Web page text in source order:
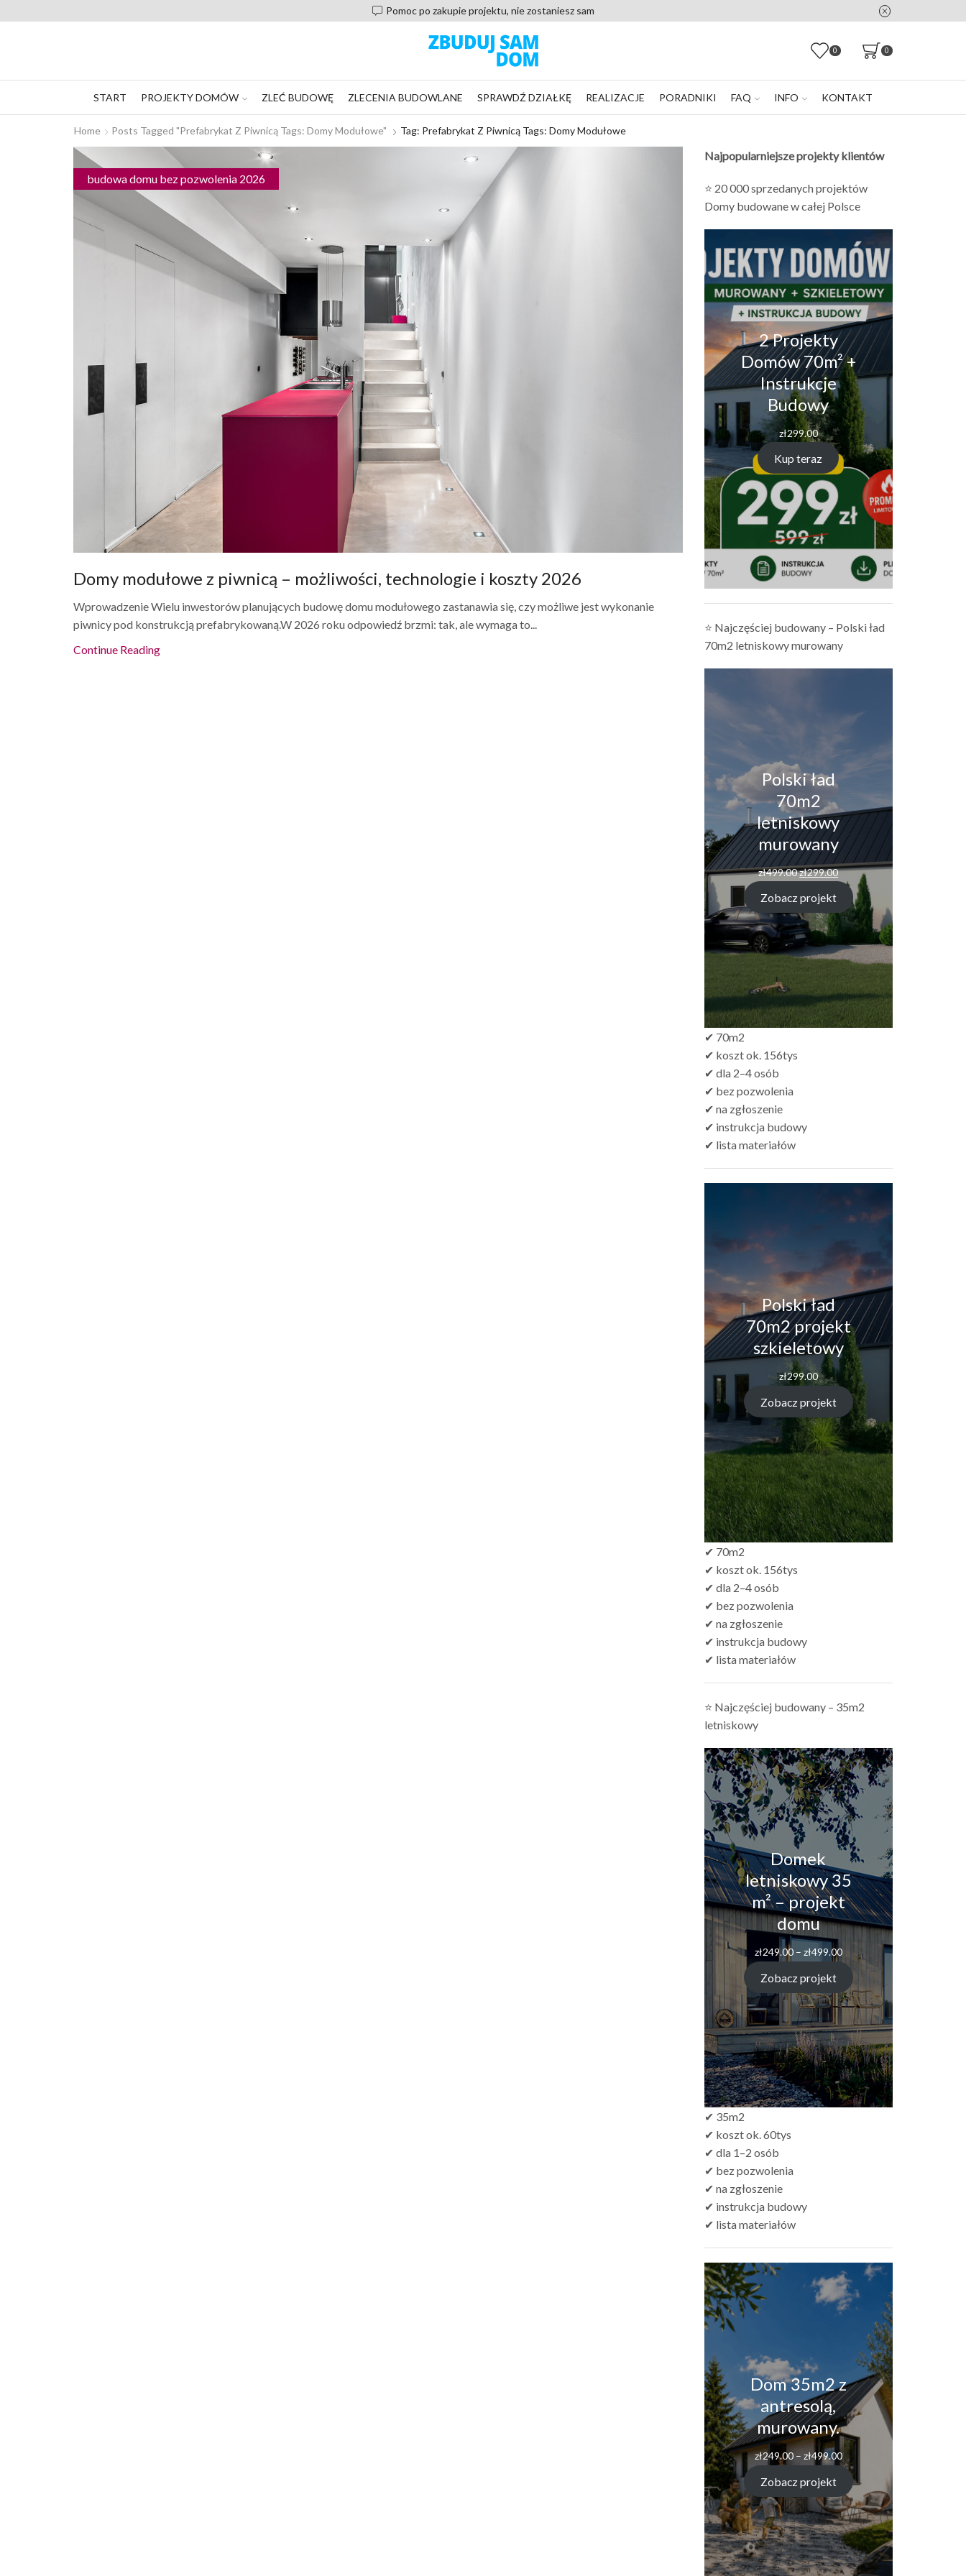
Pomoc po zakupie projektu, nie zostaniesz sam
0 0
START PROJEKTY DOMÓW ZLEĆ BUDOWĘ ZLECENIA BUDOWLANE SPRAWDŹ DZIAŁKĘ REALIZACJE PORADNIKI FAQ INFO KONTAKT
Home Posts Tagged "prefabrykat Z Piwnicą Tags: Domy Modułowe" Tag: Prefabrykat Z Piwnicą Tags: Domy Modułowe
budowa domu bez pozwolenia 2026
Domy modułowe z piwnicą – możliwości, technologie i koszty 2026
Wprowadzenie Wielu inwestorów planujących budowę domu modułowego zastanawia się, czy możliwe jest wykonanie
piwnicy pod konstrukcją prefabrykowaną.W 2026 roku odpowiedź brzmi: tak, ale wymaga to...
Continue Reading
Najpopularniejsze projekty klientów
⭐ 20 000 sprzedanych projektów
Domy budowane w całej Polsce
2 Projekty
Domów 70m² +
Instrukcje
Budowy
zł299.00
Kup teraz
⭐ Najczęściej budowany – Polski ład
70m2 letniskowy murowany
Polski ład
70m2
letniskowy
murowany
zł499.00Pierwotna
cena
wynosiła:
zł499.00.
zł299.00Aktualna
cena
wynosi:
zł299.00.
Zobacz projekt
✔ 70m2
✔ koszt ok. 156tys
✔ dla 2–4 osób
✔ bez pozwolenia
✔ na zgłoszenie
✔ instrukcja budowy
✔ lista materiałów
Polski ład
70m2 projekt
szkieletowy
zł299.00
Zobacz projekt
✔ 70m2
✔ koszt ok. 156tys
✔ dla 2–4 osób
✔ bez pozwolenia
✔ na zgłoszenie
✔ instrukcja budowy
✔ lista materiałów
⭐ Najczęściej budowany – 35m2
letniskowy
Domek
letniskowy 35
m² – projekt
domu
zł249.00 – zł499.00Zakres
cen:
od
zł249.00
do
zł499.00
Zobacz projekt
✔ 35m2
✔ koszt ok. 60tys
✔ dla 1–2 osób
✔ bez pozwolenia
✔ na zgłoszenie
✔ instrukcja budowy
✔ lista materiałów
Dom 35m2 z
antresolą,
murowany.
zł249.00 – zł499.00Zakres
cen:
od
zł249.00
do
zł499.00
Zobacz projekt